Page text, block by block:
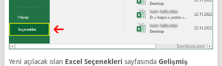
Yeni açılacak olan Excel Seçeneklerisayfasında Gelişmiş